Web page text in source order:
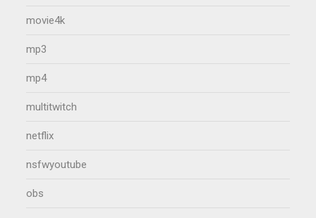
movie4k
mp3
mp4
multitwitch
netflix
nsfwyoutube
obs